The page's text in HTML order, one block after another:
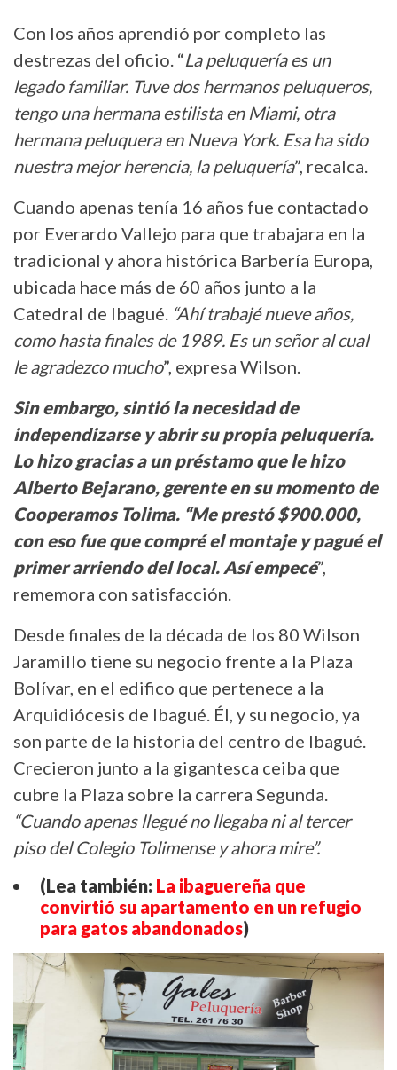
Con los años aprendió por completo las
destrezas del oficio. “La peluquería es un
legado familiar. Tuve dos hermanos peluqueros,
tengo una hermana estilista en Miami, otra
hermana peluquera en Nueva York. Esa ha sido
nuestra mejor herencia, la peluquería”, recalca.
Cuando apenas tenía 16 años fue contactado
por Everardo Vallejo para que trabajara en la
tradicional y ahora histórica Barbería Europa,
ubicada hace más de 60 años junto a la
Catedral de Ibagué. “Ahí trabajé nueve años,
como hasta finales de 1989. Es un señor al cual
le agradezco mucho”, expresa Wilson.
Sin embargo, sintió la necesidad de
independizarse y abrir su propia peluquería.
Lo hizo gracias a un préstamo que le hizo
Alberto Bejarano, gerente en su momento de
Cooperamos Tolima. “Me prestó $900.000,
con eso fue que compré el montaje y pagué el
primer arriendo del local. Así empecé”,
rememora con satisfacción.
Desde finales de la década de los 80 Wilson
Jaramillo tiene su negocio frente a la Plaza
Bolívar, en el edifico que pertenece a la
Arquidiócesis de Ibagué. Él, y su negocio, ya
son parte de la historia del centro de Ibagué.
Crecieron junto a la gigantesca ceiba que
cubre la Plaza sobre la carrera Segunda.
“Cuando apenas llegué no llegaba ni al tercer
piso del Colegio Tolimense y ahora mire”.
(Lea también: La ibaguereña que
convirtió su apartamento en un refugio
para gatos abandonados)